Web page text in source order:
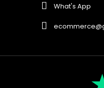
What's App